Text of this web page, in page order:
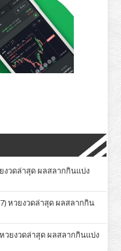
งวดล่าสุด ผลสลากกินแบ่ง
หวยงวดล่าสุด ผลสลากกิน
วยงวดล่าสุด ผลสลากกินแบ่ง